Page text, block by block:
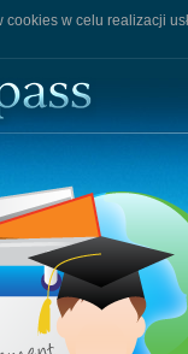
cookies w celu realizacji